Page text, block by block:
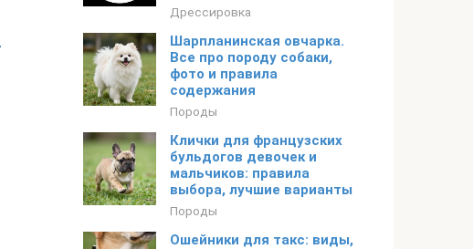
Дрессировка
Шарпланинская овчарка.
Все про породу собаки,
фото и правила
содержания
Породы
Клички для французских
бульдогов девочек и
мальчиков: правила
выбора, лучшие варианты
Породы
Ошейники для такс: виды,